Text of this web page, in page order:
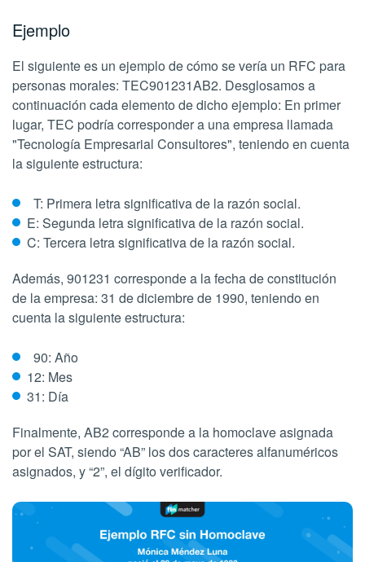
Ejemplo
El siguiente es un ejemplo de cómo se vería un RFC para
personas morales: TEC901231AB2. Desglosamos a
continuación cada elemento de dicho ejemplo: En primer
lugar, TEC podría corresponder a una empresa llamada
"Tecnología Empresarial Consultores", teniendo en cuenta
la siguiente estructura:
T: Primera letra significativa de la razón social.
E: Segunda letra significativa de la razón social.
C: Tercera letra significativa de la razón social.
Además, 901231 corresponde a la fecha de constitución
de la empresa: 31 de diciembre de 1990, teniendo en
cuenta la siguiente estructura:
90: Año
12: Mes
31: Día
Finalmente, AB2 corresponde a la homoclave asignada
por el SAT, siendo “AB” los dos caracteres alfanuméricos
asignados, y “2”, el dígito verificador.